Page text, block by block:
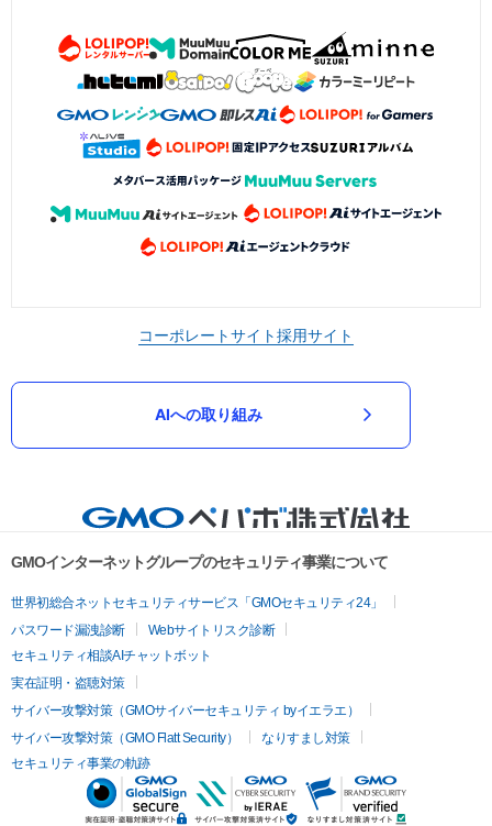
コーポレートサイト採用サイト
AIへの取り組み
GMOインターネットグループのセキュリティ事業について
世界初総合ネットセキュリティサービス「GMOセキュリティ24」
パスワード漏洩診断
Webサイトリスク診断
セキュリティ相談AIチャットボット
実在証明・盗聴対策
サイバー攻撃対策（GMOサイバーセキュリティ byイエラエ）
サイバー攻撃対策（GMO Flatt Security）
なりすまし対策
セキュリティ事業の軌跡